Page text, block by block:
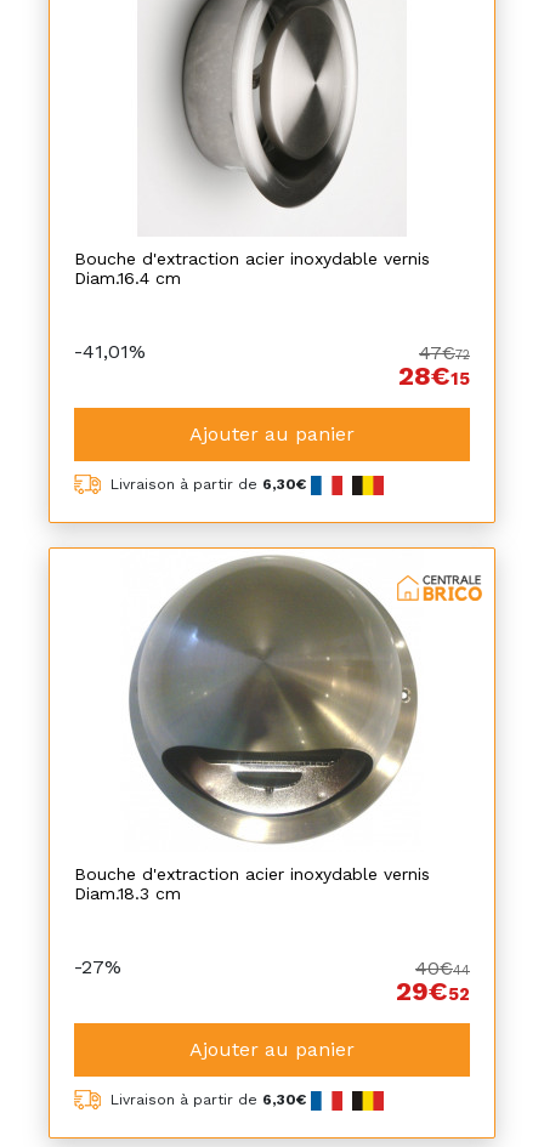
Bouche d'extraction acier inoxydable vernis
Diam.16.4 cm
-41,01% 47€72
28€15
Ajouter au panier
Livraison à partir de 6,30€
Bouche d'extraction acier inoxydable vernis
Diam.18.3 cm
-27% 40€44
29€52
Ajouter au panier
Livraison à partir de 6,30€